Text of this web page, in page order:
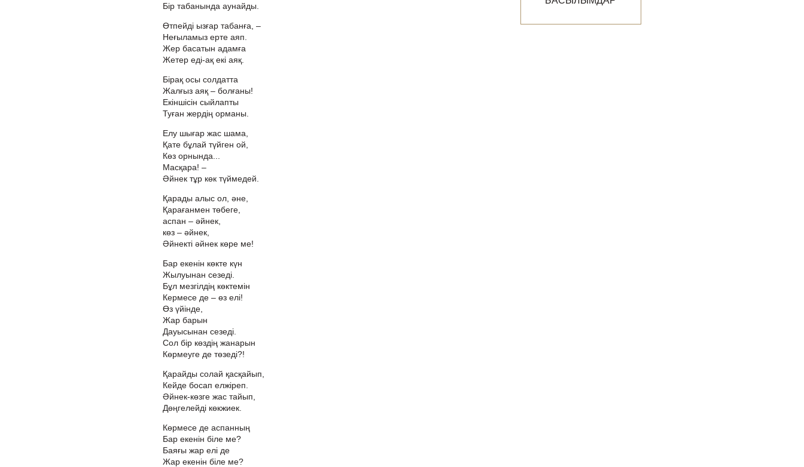
Бір табанында аунайды.
Өтпейді ызғар табанға, –
Неғыламыз ерте аяп.
Жер басатын адамға
Жетер еді-ақ екі аяқ.
Бірақ осы солдатта
Жалғыз аяқ – болғаны!
Екіншісін сыйлапты
Туған жердің орманы.
Елу шығар жас шама,
Қате бұлай түйген ой,
Көз орнында...
Масқара! –
Әйнек тұр көк түймедей.
Қарады алыс ол, әне,
Қарағанмен төбеге,
аспан – әйнек,
көз – әйнек,
Әйнекті әйнек көре ме!
Бар екенін көкте күн
Жылуынан сезеді.
Бұл мезгілдің көктемін
Кермесе де – өз елі!
Өз үйінде,
Жар барын
Дауысынан сезеді.
Сол бір көздің жанарын
Көрмеуге де төзеді?!
Қарайды солай қасқайып,
Кейде босап елжіреп.
Әйнек-көзге жас тайып,
Дөңгелейді көкжиек.
Көрмесе де аспанның
Бар екенін біле ме?
Баяғы жар елі де
Жар екенін біле ме?